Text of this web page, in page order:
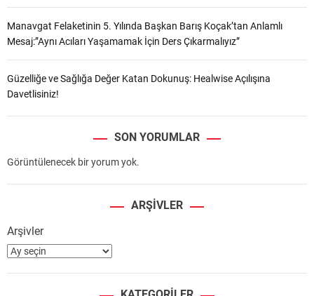
Manavgat Felaketinin 5. Yılında Başkan Barış Koçak’tan Anlamlı
Mesaj:”Aynı Acıları Yaşamamak İçin Ders Çıkarmalıyız”
Güzelliğe ve Sağlığa Değer Katan Dokunuş: Healwise Açılışına
Davetlisiniz!
SON YORUMLAR
Görüntülenecek bir yorum yok.
ARŞIVLER
Arşivler